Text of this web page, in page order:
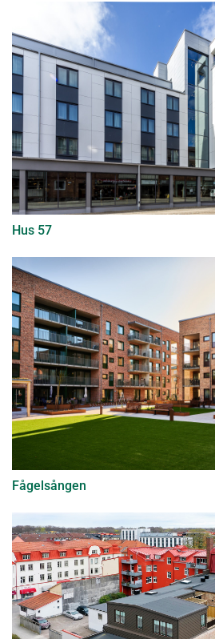
Hus 57
Fågelsången